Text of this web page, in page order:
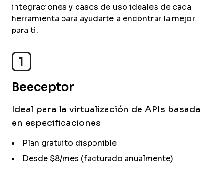
integraciones y casos de uso ideales de cada
herramienta para ayudarte a encontrar la mejor
para ti.
1
Beeceptor
Ideal para la virtualización de APIs basada
en especificaciones
Plan gratuito disponible
Desde $8/mes (facturado anualmente)